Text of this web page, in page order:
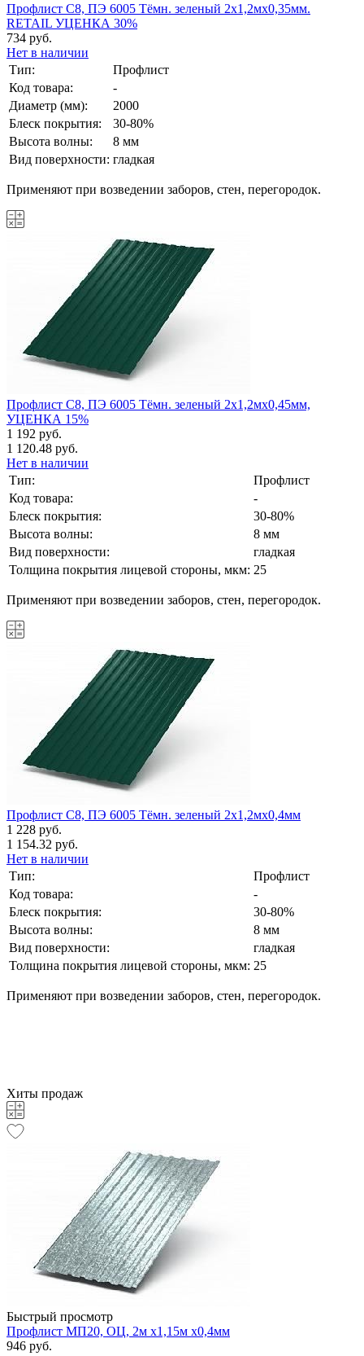
Профлист С8, ПЭ 6005 Тёмн. зеленый 2х1,2мх0,35мм.
RETAIL УЦЕНКА 30%
734 руб.
Нет в наличии
Тип:
Профлист
Код товара:
-
Диаметр (мм):
2000
Блеск покрытия:
30-80%
Высота волны:
8 мм
Вид поверхности: гладкая
Применяют при возведении заборов, стен, перегородок.
Профлист С8, ПЭ 6005 Тёмн. зеленый 2х1,2мх0,45мм,
УЦЕНКА 15%
1 192 руб.
1 120.48 руб.
Нет в наличии
Тип:
Профлист
Код товара:
-
Блеск покрытия:
30-80%
Высота волны:
8 мм
Вид поверхности:
гладкая
Толщина покрытия лицевой стороны, мкм: 25
Применяют при возведении заборов, стен, перегородок.
Профлист С8, ПЭ 6005 Тёмн. зеленый 2х1,2мх0,4мм
1 228 руб.
1 154.32 руб.
Нет в наличии
Тип:
Профлист
Код товара:
-
Блеск покрытия:
30-80%
Высота волны:
8 мм
Вид поверхности:
гладкая
Толщина покрытия лицевой стороны, мкм: 25
Применяют при возведении заборов, стен, перегородок.
Хиты продаж
Быстрый просмотр
Профлист МП20, ОЦ, 2м х1,15м х0,4мм
946 руб.